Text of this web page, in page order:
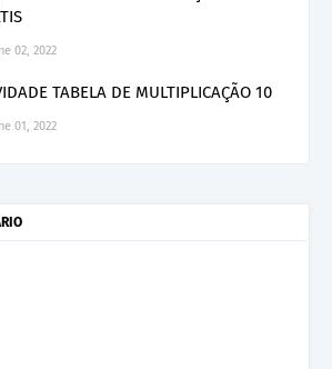
02, 2022
TABELA DE MULTIPLICAÇÃO 10
01, 2022